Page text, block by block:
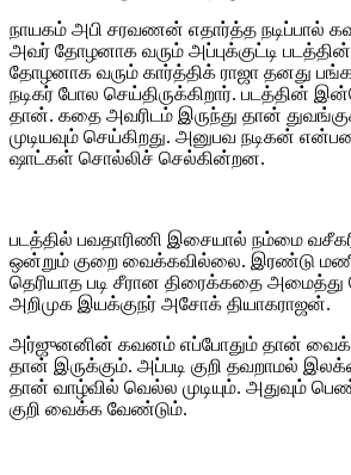
நாயகம் அபி சரவணன் எதார்த்த நடிப்பால்
அவர் தோழனாக வரும் அப்புக்குட்டி
தோழனாக வரும் கார்த்திக் ராஜா தனது
நடிகர் போல செய்திருக்கிறார். படத்தின்
தான். கதை அவரிடம் இருந்து தான்
முடியவும் செய்கிறது. அனுபவ நடிகன்
ஷாட்கள் சொல்லிச் செல்கின்றன.
படத்தில் பவதாரிணி இசையால் நம்மை
ஒன்றும் குறை வைக்கவில்லை. இரண்டு மணி
தெரியாத படி சீரான திரைக்கதை
அறிமுக இயக்குநர் அசோக் தியாகராஜன்.
அர்ஜுனனின் கவனம் எப்போதும் தான்
தான் இருக்கும். அப்படி குறி தவறாமல்
தான் வாழ்வில் வெல்ல முடியும். அதுவும்
குறி வைக்க வேண்டும்.